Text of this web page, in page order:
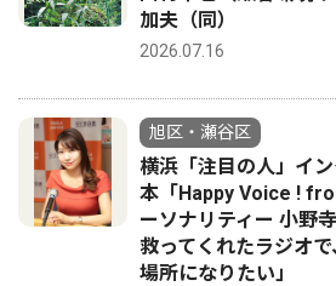
加夫（同）
2026.07.16
旭区・瀬谷区
横浜「注目の人」イ
本「Happy Voice !
ーソナリティー 小野
救ってくれたラジオ
場所になりたい」